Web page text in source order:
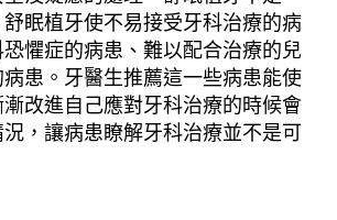
眠植牙使不易接受牙科治療的病
懼症的病患、難以配合治療的兒
患。牙醫生推薦這一些病患能使
改進自己應對牙科治療的時候會
，讓病患瞭解牙科治療並不是可